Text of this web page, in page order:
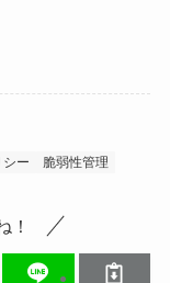
シー 脆弱性管理
！